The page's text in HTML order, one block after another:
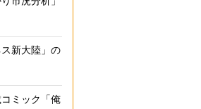
新大陸」の
ミック「俺